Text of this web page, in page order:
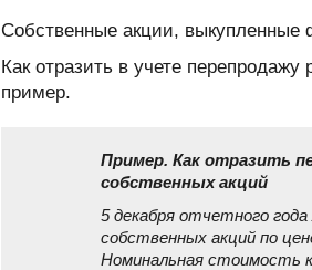
Собственные акции,
Как отразить в учете
пример.
Пример. Как отразить
собственных акций
5 декабря отчетного
собственных акций по
Номинальная стоимость